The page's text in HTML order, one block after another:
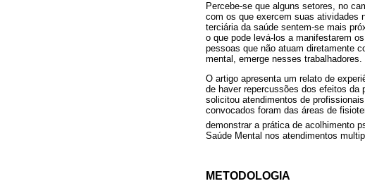
Percebe-se que alguns setores, no
com os que exercem suas atividades
terciária da saúde sentem-se mais
o que pode levá-los a manifestarem
pessoas que não atuam diretamente
mental, emerge nesses trabalhadores.
O artigo apresenta um relato de
de haver repercussões dos efeitos da
solicitou atendimentos de
convocados foram das áreas de
demonstrar a prática de acolhimento
Saúde Mental nos atendimentos
METODOLOGIA